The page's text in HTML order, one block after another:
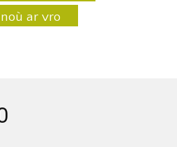
ar vro